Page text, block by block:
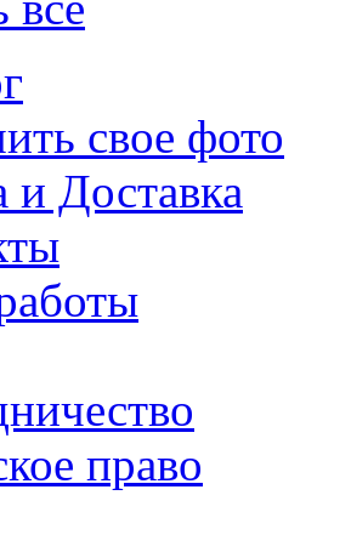
свое фото
и Доставка
право